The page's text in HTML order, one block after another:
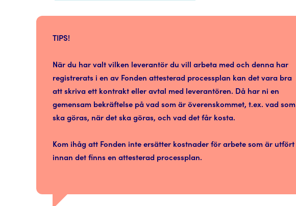
TIPS!
När du har valt vilken leverantör du vill arbeta med och denna har
registrerats i en av Fonden attesterad processplan kan det vara bra
att skriva ett kontrakt eller avtal med leverantören. Då har ni en
gemensam bekräftelse på vad som är överenskommet, t.ex. vad som
ska göras, när det ska göras, och vad det får kosta.
Kom ihåg att Fonden inte ersätter kostnader för arbete som är utfört
innan det finns en attesterad processplan.